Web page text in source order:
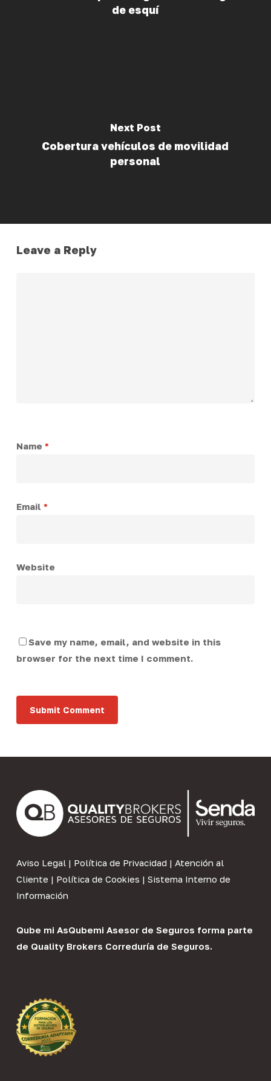
de esquí
Next Post
Cobertura vehículos de movilidad
personal
Leave a Reply
Name *
Email *
Website
Save my name, email, and website in this
browser for the next time I comment.
Aviso Legal| Política de Privacidad | Atención al
Cliente | Política de Cookies | Sistema Interno de
Información
Qube mi AsQubemi Asesor de Seguros forma parte
de Quality Brokers Correduría de Seguros.